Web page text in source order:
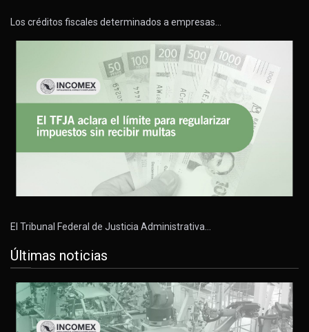
Los créditos fiscales determinados a empresas…
El Tribunal Federal de Justicia Administrativa…
Últimas noticias